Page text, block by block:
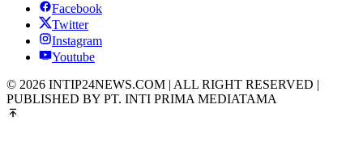
Facebook
Twitter
Instagram
Youtube
© 2026 INTIP24NEWS.COM | ALL RIGHT RESERVED |
PUBLISHED BY PT. INTI PRIMA MEDIATAMA